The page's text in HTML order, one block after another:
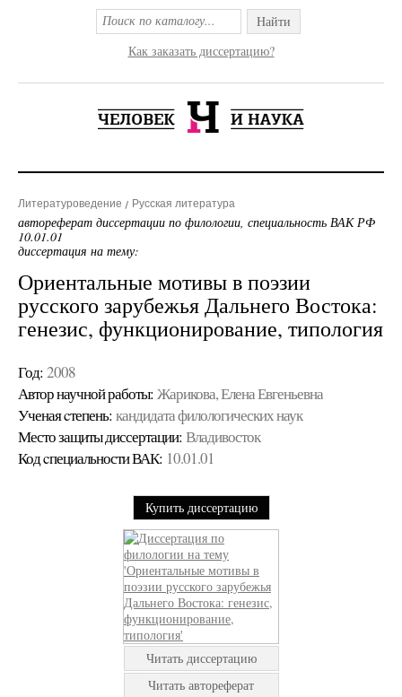
Найти
Как заказать диссертацию?
Литературоведение Русская литература
автореферат диссертации по филологии, специальность ВАК РФ
10.01.01
диссертация на тему:
Ориентальные мотивы в поэзии
русского зарубежья Дальнего Востока:
генезис, функционирование, типология
Год: 2008
Автор научной работы: Жарикова, Елена Евгеньевна
Ученая cтепень: кандидата филологических наук
Место защиты диссертации: Владивосток
Код cпециальности ВАК: 10.01.01
Купить диссертацию
Читать диссертацию
Читать автореферат